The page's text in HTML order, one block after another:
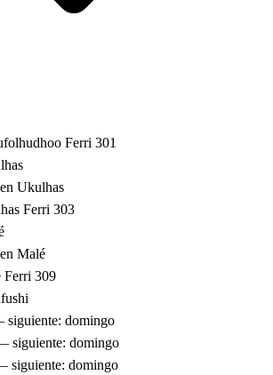
Ferri 301
Ukulhas
Ferri 303
Malé
Ferri 309
domingo
siguiente: domingo
siguiente: domingo